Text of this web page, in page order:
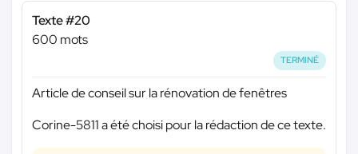
Texte #20
600 mots
TERMINÉ
Article de conseil sur la rénovation de fenêtres
Corine-5811 a été choisi pour la rédaction de ce texte.